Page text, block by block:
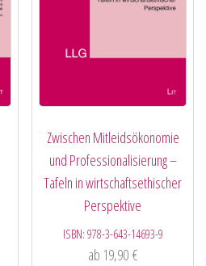
Zwischen Mitleidsökonomie
und Professionalisierung –
Tafeln in wirtschaftsethischer
Perspektive
ISBN: 978-3-643-14693-9
ab 19,90 €